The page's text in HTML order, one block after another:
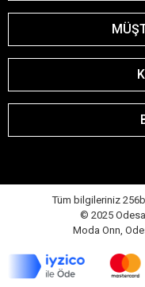
Tüm bilgileriniz
© 2025 Odesa
Moda Onn,